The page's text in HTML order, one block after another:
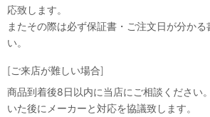
応致します。
またその際は必ず保証書・ご注文日が分かる
い。
[ご来店が難しい場合]
商品到着後8日以内に当店にご相談ください
いた後にメーカーと対応を協議致します。